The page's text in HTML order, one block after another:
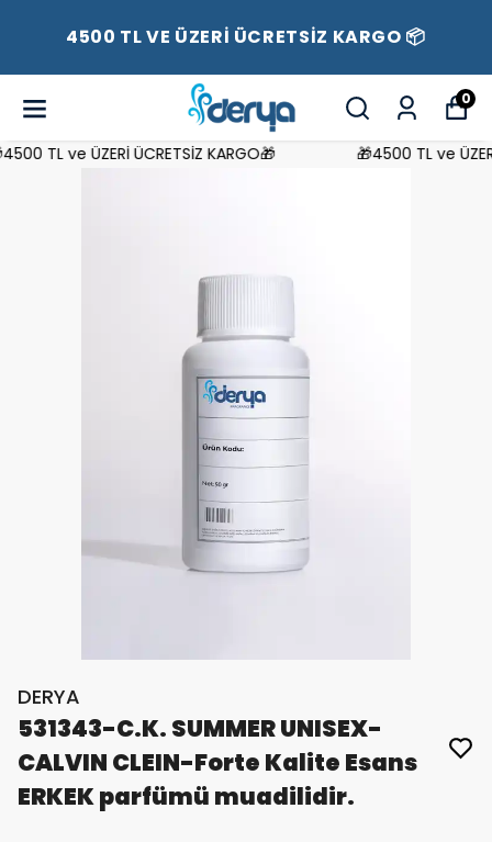
4500 TL VE ÜZERİ ÜCRETSİZ KARGO 📦
0
TL ve ÜZERİ ÜCRETSİZ KARGO🎁 🎁4500 TL ve ÜZERİ
DERYA
531343-C.K. SUMMER UNISEX-
CALVIN CLEIN-Forte Kalite Esans
ERKEK parfümü muadilidir.